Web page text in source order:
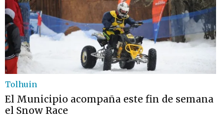
Tolhuin
El Municipio acompaña este fin de semana
el Snow Race